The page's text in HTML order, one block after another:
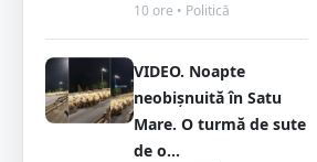
10 ore • Politică
VIDEO. Noapte
neobișnuită în Satu
Mare. O turmă de sute
de o...